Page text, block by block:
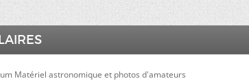
Matériel astronomique et photos d'amateurs